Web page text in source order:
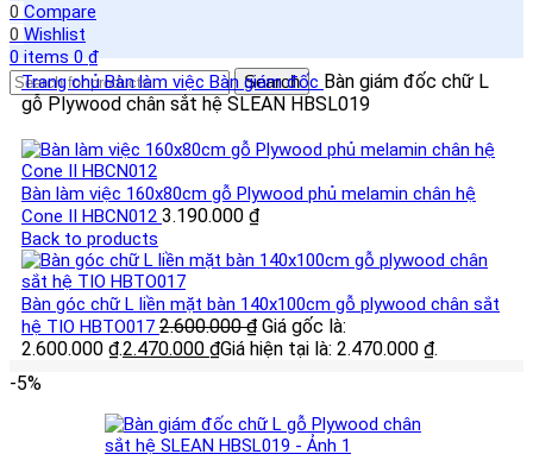
0 Compare
0 Wishlist
0items 0₫
Search
Trang chủBàn làm việc Bàn giám đốc Bàn giám đốc chữ L
gỗ Plywood chân sắt hệ SLEAN HBSL019
Bàn làm việc 160x80cm gỗ Plywood phủ melamin chân hệ
Cone II HBCN012 3.190.000 ₫
Back to products
Bàn góc chữ L liền mặt bàn 140x100cm gỗ plywood chân sắt
hệ TIO HBTO017 2.600.000₫ Giá gốc là:
2.600.000 ₫.2.470.000 ₫Giá hiện tại là: 2.470.000 ₫.
-5%